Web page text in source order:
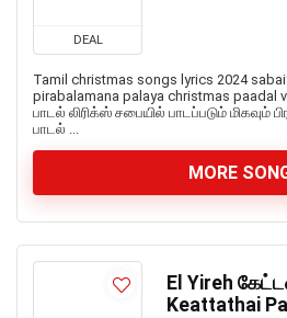
DEAL
Tamil christmas songs lyrics 2024
pirabalamana palaya christmas paadal
பாடல் லிரிக்ஸ் சபையில் பாடப்படும் மிகவும்
பாடல் ...
MORE
El Yireh
Keattathai